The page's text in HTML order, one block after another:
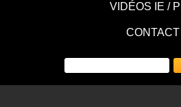
VIDÉOS IE /
CONTACT